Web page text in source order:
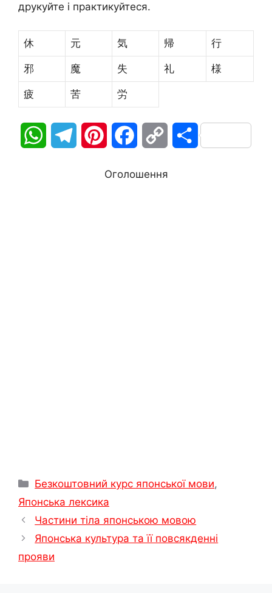
друкуйте і практикуйтеся.
休 元 気 帰 行
邪 魔 失 礼 様
疲 苦 労
W П
Оголошення
Категорії
Безкоштовний курс японської мови,
Японська лексика
Частини тіла японською мовою
Японська культура та її повсякденні
прояви